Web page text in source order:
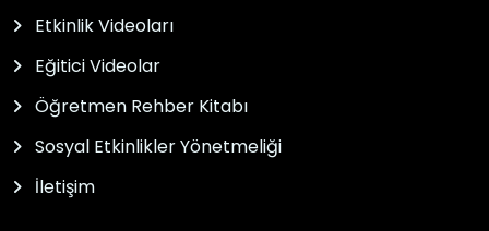
Etkinlik Videoları
Eğitici Videolar
Öğretmen Rehber Kitabı
Sosyal Etkinlikler Yönetmeliği
İletişim